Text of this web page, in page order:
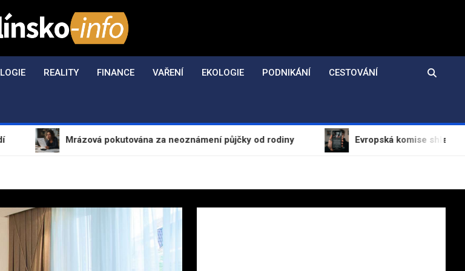
Info.cz
z regionu a zpravodajství
REALITY FINANCE VAŘENÍ EKOLOGIE PODNIKÁNÍ CESTOVÁNÍ
Mrázová pokutována za neoznámení půjčky od rodiny Evropská komise shledala TikTok